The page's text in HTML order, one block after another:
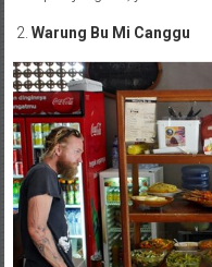
Warung Bu Mi Canggu